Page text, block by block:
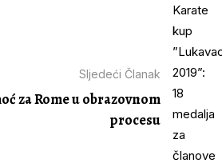
Sljedeći Članak
za Rome u obrazovnom
procesu